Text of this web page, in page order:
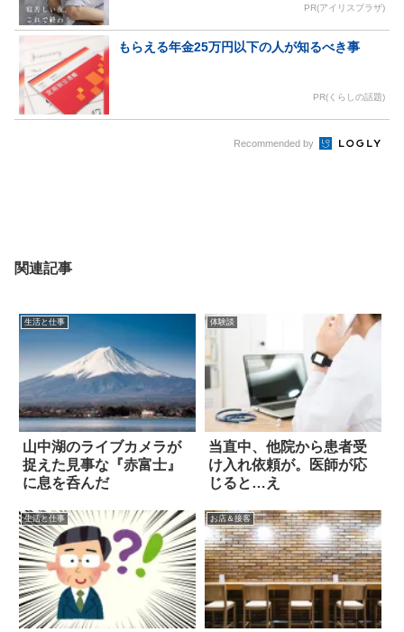
PR(アイリスプラザ)
もらえる年金25万円以下の人が知るべき事
PR(くらしの話題)
Recommended by
関連記事
生活と仕事
山中湖のライブカメラが
捉えた見事な『赤富士』
に息を呑んだ
体験談
当直中、他院から患者受
け入れ依頼が。医師が応
じると…え
生活と仕事 お店＆接客